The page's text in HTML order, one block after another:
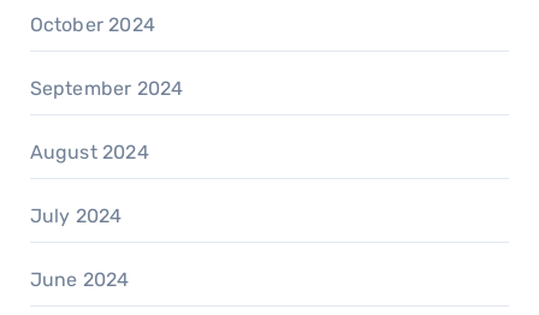
October 2024
September 2024
August 2024
July 2024
June 2024